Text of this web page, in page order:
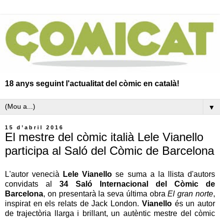
18 anys seguint l'actualitat del còmic en català!
▼
15 d’abril 2016
El mestre del còmic italià Lele Vianello
participa al Saló del Còmic de Barcelona
L'autor venecià Lele Vianello se suma a la llista d'autors
convidats al 34 Saló Internacional del Còmic de
Barcelona, ​​on presentarà la seva última obraEl gran norte,
inspirat en els relats de Jack London. Vianello és un autor
de trajectòria llarga i brillant, un autèntic mestre del còmic